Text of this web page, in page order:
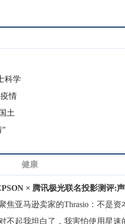
科学
情
土
健康
× 腾讯极光联名投影测评:
的‘
焦亚马逊卖家的Thrasio：不是
不起我坦白了，我害怕使用星速